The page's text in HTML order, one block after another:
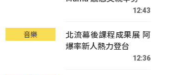
12:43
音樂
北流幕後課程成果展 阿
爆率新人熱力登台
12:36